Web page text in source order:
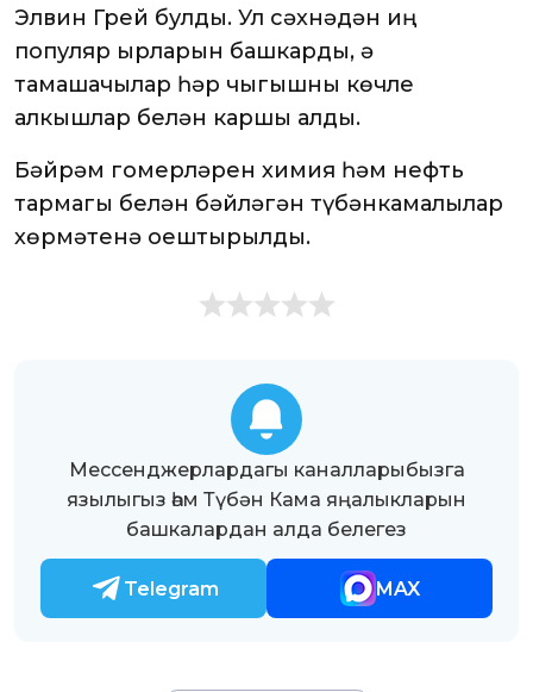
Элвин Грей булды. Ул сәхнәдән иң
популяр җырларын башкарды, ә
тамашачылар һәр чыгышны көчле
алкышлар белән каршы алды.
Бәйрәм гомерләрен химия һәм нефть
тармагы белән бәйләгән түбәнкамалылар
хөрмәтенә оештырылды.
Мессенджерлардагы каналларыбызга
язылыгыз һәм Түбән Кама яңалыкларын
башкалардан алда белегез
Telegram MAX